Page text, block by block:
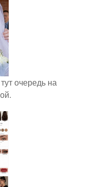
очередь на